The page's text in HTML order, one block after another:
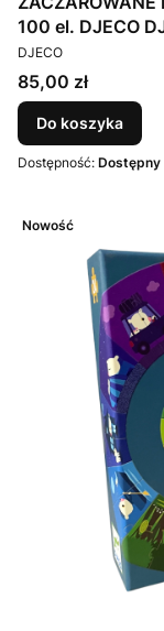
100 el.
PRODUCENT
DJECO
Cena
85,00 zł
Do koszyka
Dostępność: Dostępny
Nowość